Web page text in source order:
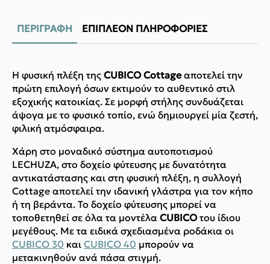
ΠΕΡΙΓΡΑΦΉ ΕΠΙΠΛΈΟΝ ΠΛΗΡΟΦΟΡΊΕΣ
Η φυσική πλέξη της CUBICO Cottageαποτελεί την
πρώτη επιλογή όσων εκτιμούν το αυθεντικό στιλ
εξοχικής κατοικίας. Σε μορφή στήλης συνδυάζεται
άψογα με το φυσικό τοπίο, ενώ δημιουργεί μία ζεστή,
φιλική ατμόσφαιρα.
Χάρη στο μοναδικό σύστημα αυτοποτισμού
LECHUZA, στο δοχείο φύτευσης με δυνατότητα
αντικατάστασης και στη φυσική πλέξη, η συλλογή
Cottage αποτελεί την ιδανική γλάστρα για τον κήπο
ή τη βεράντα. Το δοχείο φύτευσης μπορεί να
τοποθετηθεί σε όλα τα μοντέλα CUBICOτου ίδιου
μεγέθους. Με τα ειδικά σχεδιασμένα ροδάκια οι
CUBICO 30 και CUBICO 40 μπορούν να
μετακινηθούν ανά πάσα στιγμή.